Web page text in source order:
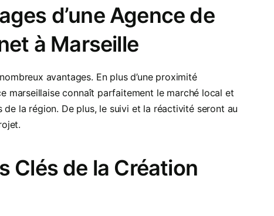
d’une Agence de
à Marseille
avantages. En plus d’une proximité
marseillaise connaît parfaitement le marché local et
la région. De plus, le suivi et la réactivité seront au
Clés de la Création